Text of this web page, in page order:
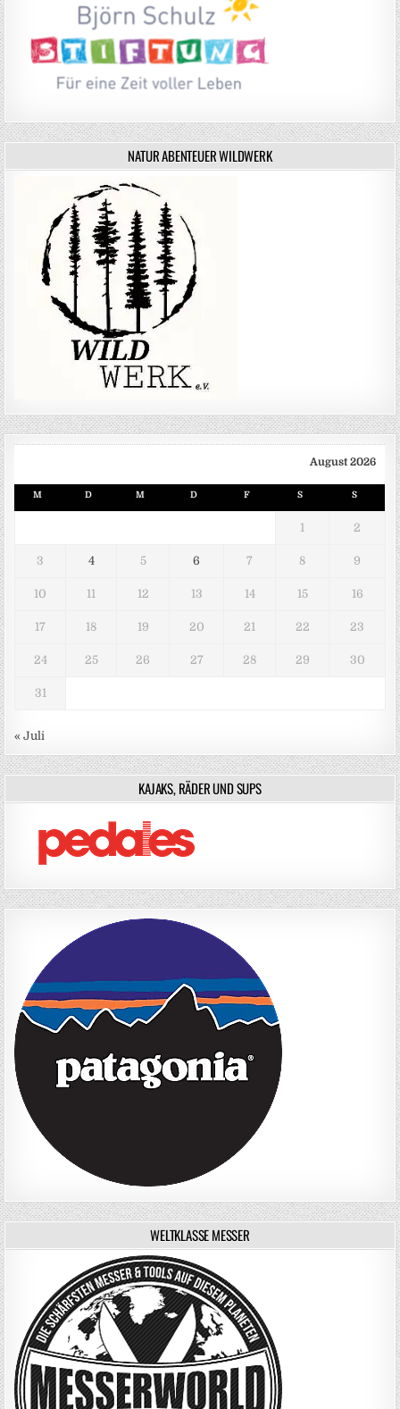
NATUR ABENTEUER WILDWERK
August 2026
M D M D F S S
1 2
3 4 5 6 7 8 9
10 11 12 13 14 15 16
17 18 19 20 21 22 23
24 25 26 27 28 29 30
31
« Juli
KAJAKS, RÄDER UND SUPS
WELTKLASSE MESSER